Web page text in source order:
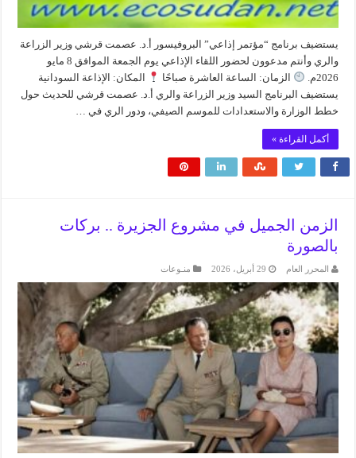
يستضيف برنامج “مؤتمر إذاعي” البروفيسور أ.د. عصمت قرشي وزير الزراعة
والري وأنتم مدعوون لحضور اللقاء الإذاعي يوم الجمعة الموافق 8 مايو
2026م.
الزمان: الساعة العاشرة صباحًا
المكان: الإذاعة السودانية
يستضيف البرنامج السيد وزير الزراعة والري أ.د. عصمت قرشي للحديث حول
خطط الوزارة والاستعدادات للموسم الصيفي، ودور الري في …
أكمل القراءة »
الزمن الجميل في مشروع الجزيرة .. بركات
بالصورة
المحرر العام 29 أبريل، 2026 منـوعات